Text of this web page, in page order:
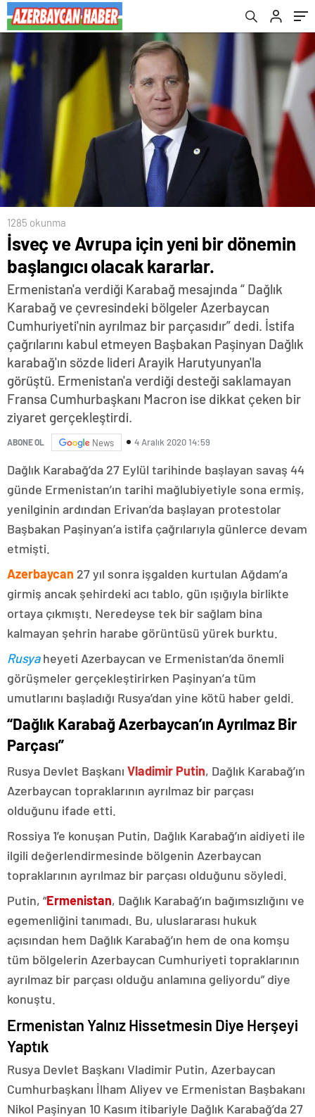
1285 okunma
İsveç ve Avrupa için yeni bir dönemin
başlangıcı olacak kararlar.
Ermenistan'a verdiği Karabağ mesajında “ Dağlık
Karabağ ve çevresindeki bölgeler Azerbaycan
Cumhuriyeti'nin ayrılmaz bir parçasıdır” dedi. İstifa
çağrılarını kabul etmeyen Başbakan Paşinyan Dağlık
karabağ'ın sözde lideri Arayik Harutyunyan'la
görüştü. Ermenistan'a verdiği desteği saklamayan
Fransa Cumhurbaşkanı Macron ise dikkat çeken bir
ziyaret gerçekleştirdi.
ABONE OL News 4 Aralık 2020 14:59
Dağlık Karabağ’da 27 Eylül tarihinde başlayan savaş 44
günde Ermenistan’ın tarihi mağlubiyetiyle sona ermiş,
yenilginin ardından Erivan’da başlayan protestolar
Başbakan Paşinyan’a istifa çağrılarıyla günlerce devam
etmişti.
Azerbaycan 27 yıl sonra işgalden kurtulan Ağdam’a
girmiş ancak şehirdeki acı tablo, gün ışığıyla birlikte
ortaya çıkmıştı. Neredeyse tek bir sağlam bina
kalmayan şehrin harabe görüntüsü yürek burktu.
Rusyaheyeti Azerbaycan ve Ermenistan’da önemli
görüşmeler gerçekleştirirken Paşinyan’a tüm
umutlarını başladığı Rusya’dan yine kötü haber geldi.
“Dağlık Karabağ Azerbaycan’ın Ayrılmaz Bir
Parçası”
Rusya Devlet Başkanı Vladimir Putin, Dağlık Karabağ’ın
Azerbaycan topraklarının ayrılmaz bir parçası
olduğunu ifade etti.
Rossiya 1’e konuşan Putin, Dağlık Karabağ’ın aidiyeti ile
ilgili değerlendirmesinde bölgenin Azerbaycan
topraklarının ayrılmaz bir parçası olduğunu söyledi.
Putin, “Ermenistan, Dağlık Karabağ’ın bağımsızlığını ve
egemenliğini tanımadı. Bu, uluslararası hukuk
açısından hem Dağlık Karabağ’ın hem de ona komşu
tüm bölgelerin Azerbaycan Cumhuriyeti topraklarının
ayrılmaz bir parçası olduğu anlamına geliyordu” diye
konuştu.
Ermenistan Yalnız Hissetmesin Diye Herşeyi
Yaptık
Rusya Devlet Başkanı Vladimir Putin, Azerbaycan
Cumhurbaşkanı İlham Aliyev ve Ermenistan Başbakanı
Nikol Paşinyan 10 Kasım itibariyle Dağlık Karabağ’da 27